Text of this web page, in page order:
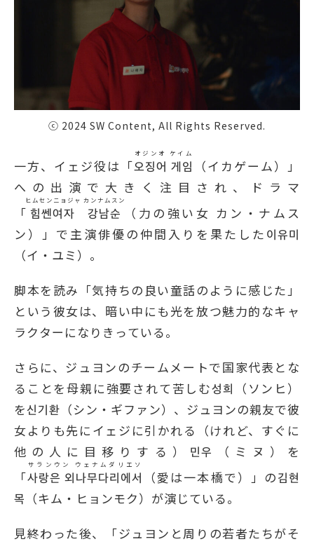
ⓒ 2024 SW Content, All Rights Reserved.
一方、イェジ役は「오징어 게임
オジンオ ケイム
（イカゲーム）」
への出演で大きく注目され、ドラマ
「 힘쎈여자 강남순
ヒムセンニョジャ カンナムスン
（力の強い女 カン・ナムス
ン）」で主演俳優の仲間入りを果たした이유미
（イ・ユミ）。
脚本を読み「気持ちの良い童話のように感じた」
という彼女は、暗い中にも光を放つ魅力的なキャ
ラクターになりきっている。
さらに、ジュヨンのチームメートで国家代表とな
ることを母親に強要されて苦しむ성희（ソンヒ）
を신기환（シン・ギファン）、ジュヨンの親友で彼
女よりも先にイェジに引かれる（けれど、すぐに
他の人に目移りする）민우（ミヌ）を
「사랑은 외나무다리에서
サランウン ウェナムダリエソ
（愛は一本橋で）」の김현
목（キム・ヒョンモク）が演じている。
見終わった後、「ジュヨンと周りの若者たちがそ